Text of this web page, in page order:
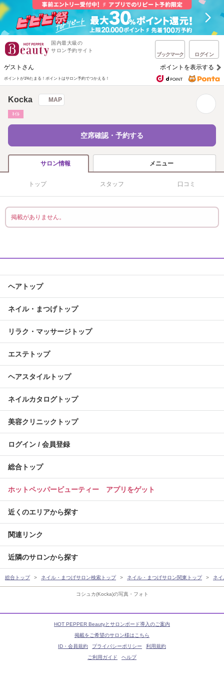
国内最大級の
サロン予約サイト
ブックマーク ログイン
ゲストさん ポイントを表示する
ポイントが1%たまる！ ポイントはサロン予約でつかえる！
コシュカ(Kocka)の写真・フォト
Kocka MAP
ﾈｲﾙ
空席確認・予約する
サロン情報 メニュー
トップ スタッフ 口コミ
掲載がありません。
ヘアトップ
ネイル・まつげトップ
リラク・マッサージトップ
エステトップ
ヘアスタイルトップ
ネイルカタログトップ
美容クリニックトップ
ログイン / 会員登録
総合トップ
ホットペッパービューティー アプリをゲット
近くのエリアから探す
関連リンク
近隣のサロンから探す
総合トップ ネイル・まつげサロン検索トップ ネイル・まつげサロン関東トップ ネ
HOT PEPPER Beautyとサロンボード導入のご案内
掲載をご希望のサロン様はこちら
ID・会員規約
プライバシーポリシー
利用規約
ご利用ガイド
ヘルプ